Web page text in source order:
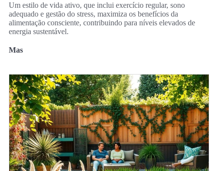
Um estilo de vida ativo, que inclui exercício regular, sono
adequado e gestão do stress, maximiza os benefícios da
alimentação consciente, contribuindo para níveis elevados de
energia sustentável.
Mas